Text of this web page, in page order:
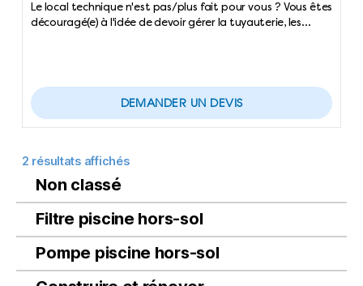
Le local technique n'est pas/plus fait pour vous ? Vous êtes
découragé(e) à l'idée de devoir gérer la tuyauterie, les…
DEMANDER UN DEVIS
2 résultats affichés
Non classé
Filtre piscine hors-sol
Pompe piscine hors-sol